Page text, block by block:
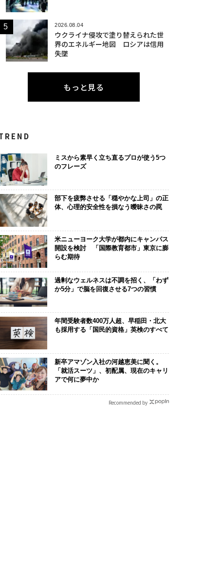
2026.08.04
ウクライナ侵攻で塗り替えられた世
界のエネルギー地図 ロシアは信用
失墜
もっと見る
ミスから素早く立ち直るプロが使う5つ
のフレーズ
部下を疲弊させる「穏やかな上司」の正
体、心理的安全性を損なう曖昧さの罠
米ニューヨーク大学が都内にキャンパス
開設を検討 「国際教育都市」東京に膨
らむ期待
過剰なウェルネスは不調を招く、「わず
か5分」で脳を回復させる7つの習慣
年間受験者数400万人超、早稲田・北大
も採用する「国民的資格」英検のすべて
新卒アマゾン入社の河越恵美に聞く。
「就活スーツ」、初配属、現在のキャリ
アで何に夢中か
Recommended by